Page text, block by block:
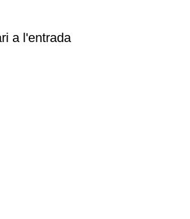
a l'entrada